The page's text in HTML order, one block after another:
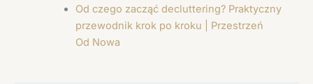
Od czego zacząć decluttering? Praktyczny
przewodnik krok po kroku | Przestrzeń
Od Nowa